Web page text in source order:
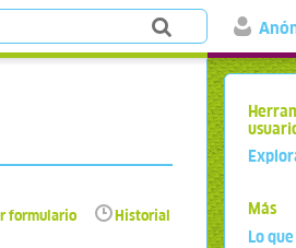
formulario Historial
Más
Lo